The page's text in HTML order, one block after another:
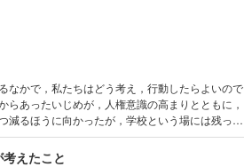
なかで，私たちはどう考え，行動したらよいので
らあったいじめが，人権意識の高まりとともに，
減るほうに向かったが，学校という場には残って
者が，ある高校生との対話を通して問題の深層を
さぐります．
えたこと